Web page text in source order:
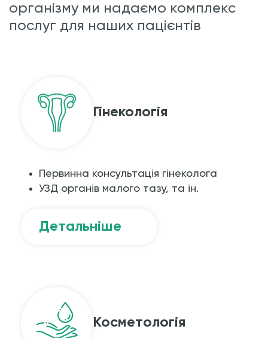
організму ми надаємо комплекс
послуг для наших пацієнтів
Гінекологія
Первинна консультація гінеколога
УЗД органів малого тазу, та ін.
Детальніше
Косметологія